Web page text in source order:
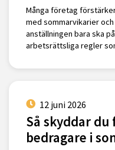
Många företag
med sommarvikarier
anställningen bara ska
arbetsrättsliga regler
12 juni 2026
Så skyddar
bedragare i